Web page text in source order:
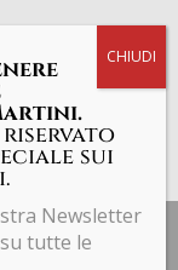
riservato
sui
Newsletter
tutte le